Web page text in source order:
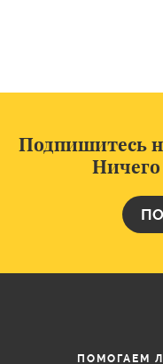
Подпишитесь
ПОМОГАЕМ